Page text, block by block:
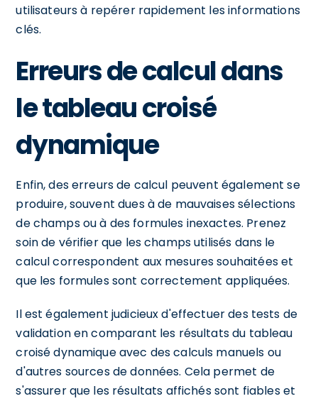
utilisateurs à repérer rapidement les informations
clés.
Erreurs de calcul dans
le tableau croisé
dynamique
Enfin, des erreurs de calcul peuvent également se
produire, souvent dues à de mauvaises sélections
de champs ou à des formules inexactes. Prenez
soin de vérifier que les champs utilisés dans le
calcul correspondent aux mesures souhaitées et
que les formules sont correctement appliquées.
Il est également judicieux d'effectuer des tests de
validation en comparant les résultats du tableau
croisé dynamique avec des calculs manuels ou
d'autres sources de données. Cela permet de
s'assurer que les résultats affichés sont fiables et